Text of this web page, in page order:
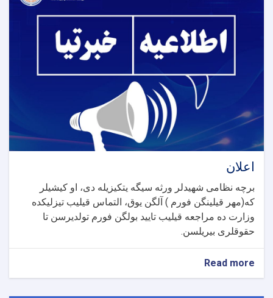
اعلان
برچه نظامی شهیدلر ورثه سیگه یتکیزیله دی، او کیشیلر
که(مهر قیلینگن فورم ) آلگن یوق، التماس قیلیب تیزلیکده
وزارت ده مراجعه قیلیب تایید بولگن فورم تولدیرسن تا
حقوقلری بیریلسن.
Read more
اعلان